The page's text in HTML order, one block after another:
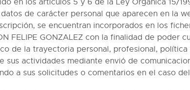
en los artículos 5 y 6 de la Ley Orgánica 15/
de carácter personal que aparecen en la
se encuentran incorporados en los
FELIPE GONZALEZ con la finalidad de poder
de la trayectoria personal, profesional,
sus actividades mediante envió de
a sus solicitudes o comentarios en el caso